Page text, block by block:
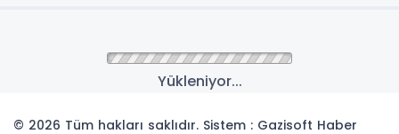
Yükleniyor...
© 2026 Tüm hakları saklıdır. Sistem : Gazisoft Haber